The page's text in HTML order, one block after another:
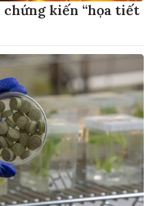
chứng kiến “họa tiết